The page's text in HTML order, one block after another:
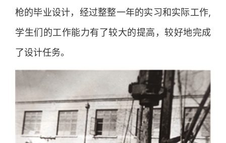
枪的毕业设计，经过整整一年的实习和实际工作,
学生们的工作能力有了较大的提高，较好地完成
了设计任务。